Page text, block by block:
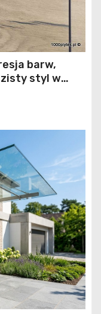
barw,
styl w